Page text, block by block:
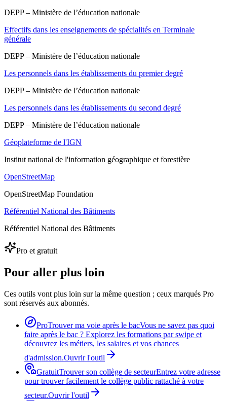
DEPP – Ministère de l’éducation nationale
Effectifs dans les enseignements de spécialités en Terminale
générale
DEPP – Ministère de l’éducation nationale
Les personnels dans les établissements du premier degré
DEPP – Ministère de l’éducation nationale
Les personnels dans les établissements du second degré
DEPP – Ministère de l’éducation nationale
Géoplateforme de l'IGN
Institut national de l'information géographique et forestière
OpenStreetMap
OpenStreetMap Foundation
Référentiel National des Bâtiments
Référentiel National des Bâtiments
Pro et gratuit
Pour aller plus loin
Ces outils vont plus loin sur la même question ; ceux marqués Pro
sont réservés aux abonnés.
ProTrouver ma voie après le bacVous ne savez pas quoi
faire après le bac ? Explorez les formations par swipe et
découvrez les métiers, les salaires et vos chances
d'admission.Ouvrir l'outil
GratuitTrouver son collège de secteurEntrez votre adresse
pour trouver facilement le collège public rattaché à votre
secteur.Ouvrir l'outil